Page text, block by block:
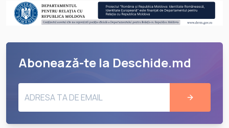
Abonează-te la Deschide.md